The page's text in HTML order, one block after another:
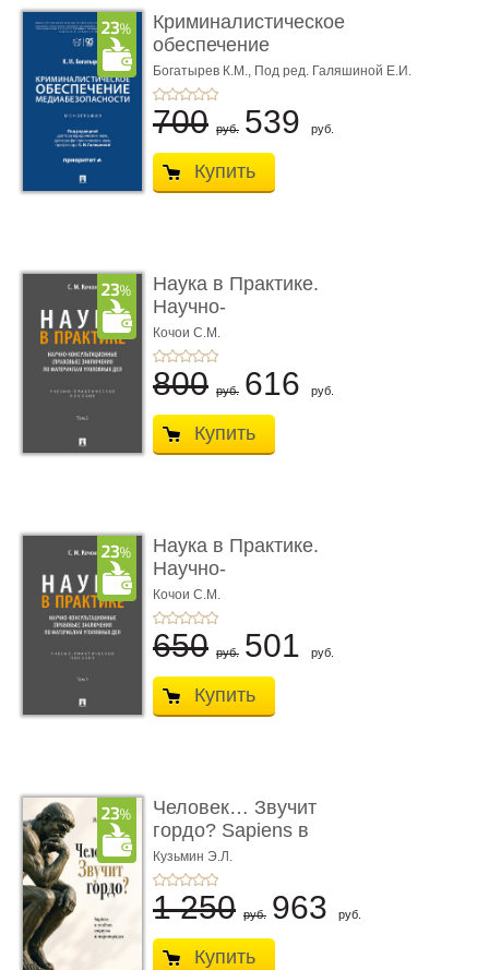
Криминалистическое
обеспечение
медиабезопас� ...
Богатырев К.М., Под ред. Галяшиной Е.И.
700 руб. 539 руб.
Купить
Наука в Практике.
Научно-
консультационные (пра
...
Кочои С.М.
800 руб. 616 руб.
Купить
Наука в Практике.
Научно-
консультационные (пра
...
Кочои С.М.
650 руб. 501 руб.
Купить
Человек… Звучит
гордо? Sapiens в
тенётах социума � ...
Кузьмин Э.Л.
1 250 руб. 963 руб.
Купить